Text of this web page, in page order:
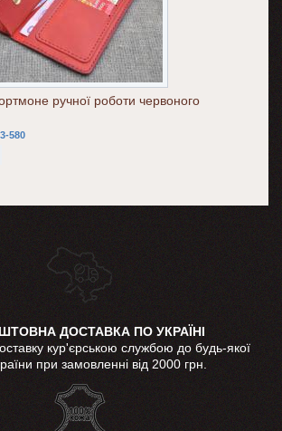
ручної роботи червоного
580
ДОСТАВКА ПО УКРАЇНІ
кур'єрською службою до будь-якої
при замовленні від 2000 грн.